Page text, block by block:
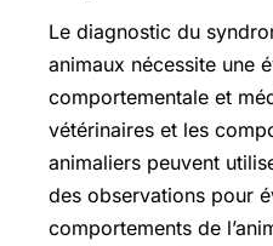
Le diagnostic du
animaux nécessite une
comportementale et
vétérinaires et les
animaliers peuvent
des observations pour
comportements de